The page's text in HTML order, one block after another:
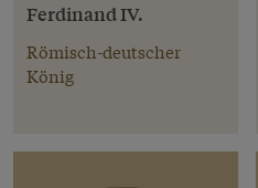
Ferdinand IV.
Römisch-deutscher
König